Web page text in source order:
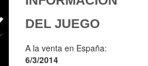
DEL JUEGO
A la venta en España:
6/3/2014